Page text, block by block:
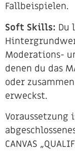
Fallbeispielen.
Soft Skills: Du
Moderations-
denen du das
oder
erweckst.
CANVAS